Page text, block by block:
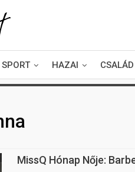
SPORT HAZAI CSALÁD
MissQ Hónap Nője: